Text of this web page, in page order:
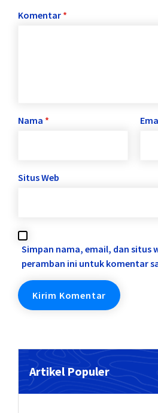
Komentar *
Nama *
Situs Web
Simpan nama, email, dan situs
peramban ini untuk komentar
Artikel Populer